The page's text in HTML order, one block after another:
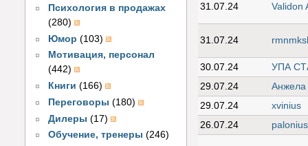
Психология в продажах
(280)
Юмор (103)
Мотивация, персонал
(442)
Книги (166)
Переговоры (180)
Дилеры (17)
Обучение, тренеры (246)
31.07.24 Validon
31.07.24
30.07.24
УПА
29.07.24
Анжела
29.07.24
xvinius
26.07.24